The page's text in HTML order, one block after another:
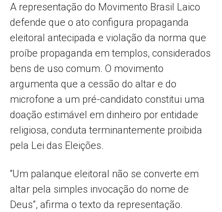
A representação do Movimento Brasil Laico
defende que o ato configura propaganda
eleitoral antecipada e violação da norma que
proíbe propaganda em templos, considerados
bens de uso comum. O movimento
argumenta que a cessão do altar e do
microfone a um pré-candidato constitui uma
doação estimável em dinheiro por entidade
religiosa, conduta terminantemente proibida
pela Lei das Eleições.
“Um palanque eleitoral não se converte em
altar pela simples invocação do nome de
Deus”, afirma o texto da representação.